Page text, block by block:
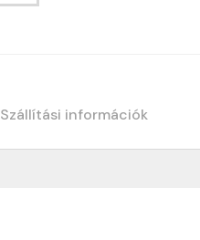
Szállítási információk